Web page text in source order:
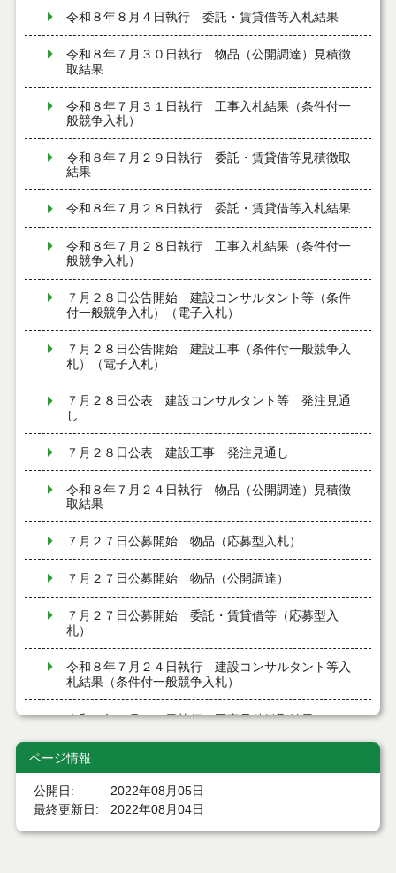
令和８年８月４日執行 委託・賃貸借等入札結果
令和８年７月３０日執行 物品（公開調達）見積徴
取結果
令和８年７月３１日執行 工事入札結果（条件付一
般競争入札）
令和８年７月２９日執行 委託・賃貸借等見積徴取
結果
令和８年７月２８日執行 委託・賃貸借等入札結果
令和８年７月２８日執行 工事入札結果（条件付一
般競争入札）
７月２８日公告開始 建設コンサルタント等（条件
付一般競争入札）（電子入札）
７月２８日公告開始 建設工事（条件付一般競争入
札）（電子入札）
７月２８日公表 建設コンサルタント等 発注見通
し
７月２８日公表 建設工事 発注見通し
令和８年７月２４日執行 物品（公開調達）見積徴
取結果
７月２７日公募開始 物品（応募型入札）
７月２７日公募開始 物品（公開調達）
７月２７日公募開始 委託・賃貸借等（応募型入
札）
令和８年７月２４日執行 建設コンサルタント等入
札結果（条件付一般競争入札）
令和８年７月２４日執行 工事見積徴取結果
令和８年７月２２日執行 委託・賃貸借等見積徴取
結果
７月２１日公告開始 建設コンサルタント等（条件
ページ情報
公開日
2022年08月05日
最終更新日
2022年08月04日